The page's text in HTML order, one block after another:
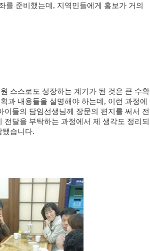
를 준비했는데 , 지역민들에게 홍보가 거의
스스로도 성장하는 계기가 된 것은 큰 수확
과 내용들을 설명해야 하는데 , 이런 과정에
이들의 담임선생님께 장문의 편지를 써서 전
달을 부탁하는 과정에서 제 생각도 정리되
됐습니다.